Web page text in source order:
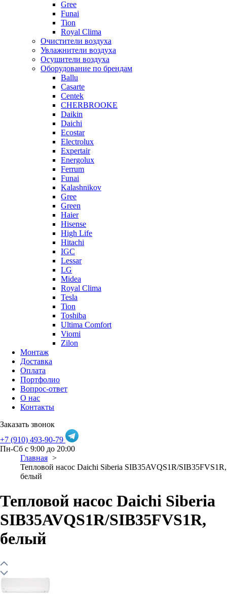
Gree
Funai
Tion
Royal Clima
Очистители воздуха
Увлажнители воздуха
Осушители воздуха
Оборудование по брендам
Ballu
Casarte
Centek
CHERBROOKE
Daikin
Daichi
Ecostar
Electrolux
Expertair
Energolux
Ferrum
Funai
Kalashnikov
Gree
Grеen
Haier
Hisense
High Life
Hitachi
IGC
Lessar
LG
Midea
Royal Clima
Tesla
Tion
Toshiba
Ultima Comfort
Viomi
Zilon
Монтаж
Доставка
Оплата
Портфолио
Вопрос-ответ
О нас
Контакты
Заказать звонок
+7 (910) 493-90-79
Пн-Сб с 9:00 до 20:00
Главная
Тепловой насос Daichi Siberia SIB35AVQS1R/SIB35FVS1R,
белый
Тепловой насос Daichi Siberia
SIB35AVQS1R/SIB35FVS1R,
белый